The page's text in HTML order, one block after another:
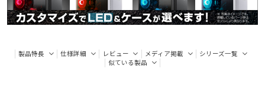
製品特長 仕様詳細 レビュー メディア掲載
シリーズ一覧
似ている製品